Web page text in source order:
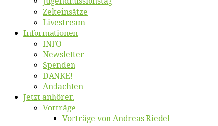
Zelt­ein­sät­ze
Live­stream
Informatio­nen
INFO
News­let­ter
Spen­den
DANKE!
An­dach­ten
Jetzt an­hö­ren
Vor­trä­ge
Vor­trä­ge von An­dre­as Riedel